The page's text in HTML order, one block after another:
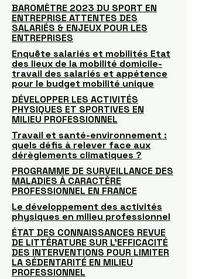
BAROMÈTRE 2023 DU SPORT EN
ENTREPRISE ATTENTES DES
SALARIÉS & ENJEUX POUR LES
ENTREPRISES
Enquête salariés et mobilités Etat
des lieux de la mobilité domicile-
travail des salariés et appétence
pour le budget mobilité unique
DÉVELOPPER LES ACTIVITÉS
PHYSIQUES ET SPORTIVES EN
MILIEU PROFESSIONNEL
Travail et santé-environnement :
quels défis à relever face aux
dérèglements climatiques ?
PROGRAMME DE SURVEILLANCE DES
MALADIES À CARACTÈRE
PROFESSIONNEL EN FRANCE
Le développement des activités
physiques en milieu professionnel
ÉTAT DES CONNAISSANCES REVUE
DE LITTÉRATURE SUR L’EFFICACITÉ
DES INTERVENTIONS POUR LIMITER
LA SÉDENTARITÉ EN MILIEU
PROFESSIONNEL